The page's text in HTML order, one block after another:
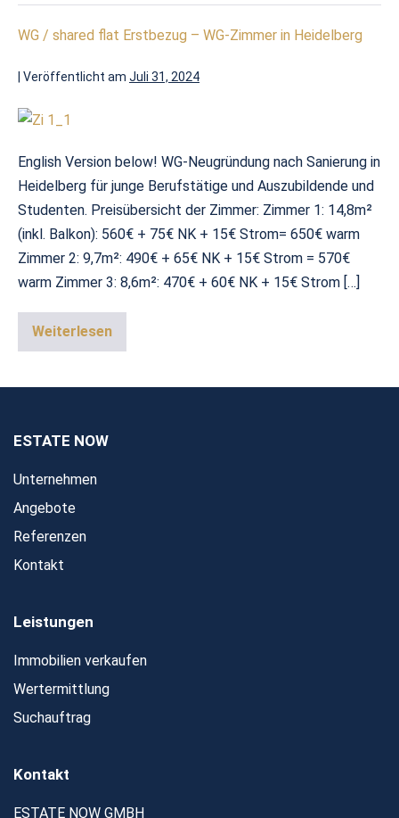
WG / shared flat Erstbezug – WG-Zimmer in Heidelberg
Veröffentlicht am Juli 31, 2024
English Version below! WG-Neugründung nach Sanierung in
Heidelberg für junge Berufstätige und Auszubildende und
Studenten. Preisübersicht der Zimmer: Zimmer 1: 14,8m²
(inkl. Balkon): 560€ + 75€ NK + 15€ Strom= 650€ warm
Zimmer 2: 9,7m²: 490€ + 65€ NK + 15€ Strom = 570€
warm Zimmer 3: 8,6m²: 470€ + 60€ NK + 15€ Strom […]
Weiterlesen
ESTATE NOW
Unternehmen
Angebote
Referenzen
Kontakt
Leistungen
Immobilien verkaufen
Wertermittlung
Suchauftrag
Kontakt
ESTATE NOW GMBH